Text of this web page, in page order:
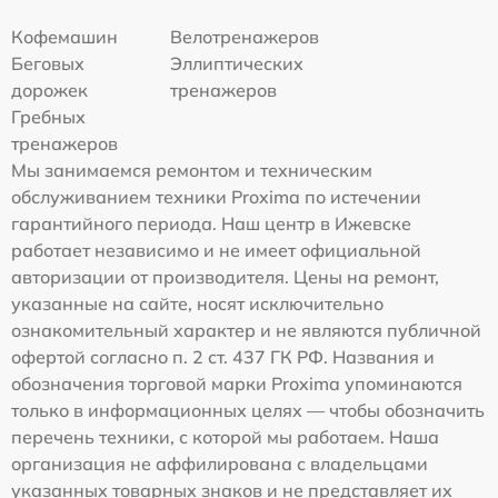
Кофемашин
Велотренажеров
Беговых
дорожек
Эллиптических
тренажеров
Гребных
тренажеров
Мы занимаемся ремонтом и техническим
обслуживанием техники Proxima по истечении
гарантийного периода. Наш центр в Ижевске
работает независимо и не имеет официальной
авторизации от производителя. Цены на ремонт,
указанные на сайте, носят исключительно
ознакомительный характер и не являются публичной
офертой согласно п. 2 ст. 437 ГК РФ. Названия и
обозначения торговой марки Proxima упоминаются
только в информационных целях — чтобы обозначить
перечень техники, с которой мы работаем. Наша
организация не аффилирована с владельцами
указанных товарных знаков и не представляет их